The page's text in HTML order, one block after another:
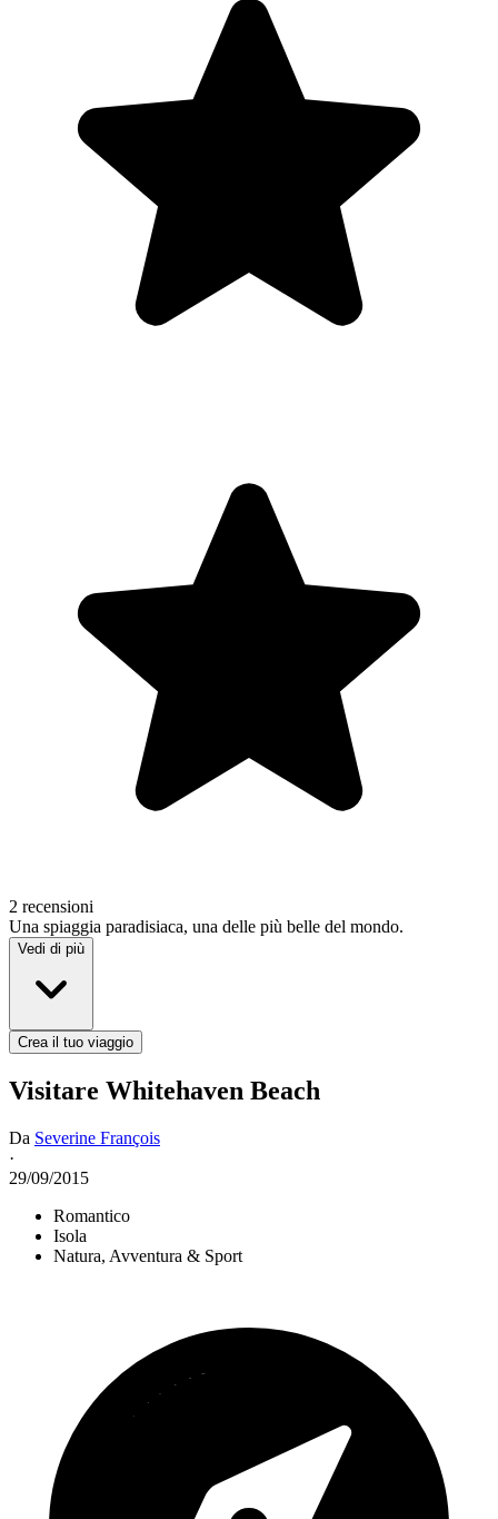
2 recensioni
Una spiaggia paradisiaca, una delle più belle del mondo.
Vedi di più
Crea il tuo viaggio
Visitare Whitehaven Beach
Da Severine François
·
29/09/2015
Romantico
Isola
Natura, Avventura & Sport